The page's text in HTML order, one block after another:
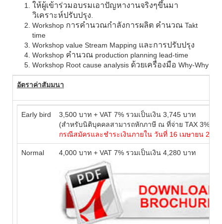
ให้ผู้เข้าร่วมอบรมเอาปัญหางานจริงๆขึ้นมา
วิเคราะห์ปรับปรุง
Workshop การคำนวณกำลังการผลิต คำนวณ Takt
time
Workshop value Stream Mapping และการปรับปรุง
Workshop คำนวณ production planning lead-time
Workshop Root cause analysis ด้วยเครื่องมือ Why-Why
อัตราค่าสัมมนา
Early bird
3,500 บาท + VAT 7% รวมเป็นเงิน 3,745 บาท
(สำหรับนิติบุคคลสามารถหักภาษี ณ ที่จ่าย TAX 3%)
กรณีสมัครและชำระเงินภายใน วันที่ 16 เมษายน
Normal 4,000 บาท + VAT 7% รวมเป็นเงิน 4,280 บาท